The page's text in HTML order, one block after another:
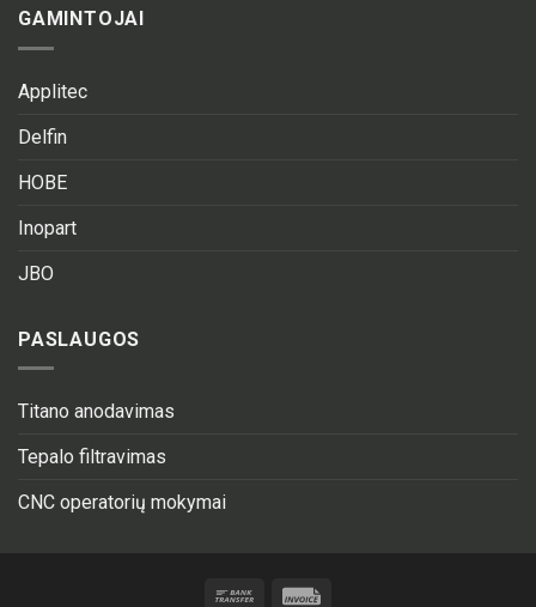
GAMINTOJAI
Applitec
Delfin
HOBE
Inopart
JBO
PASLAUGOS
Titano anodavimas
Tepalo filtravimas
CNC operatorių mokymai